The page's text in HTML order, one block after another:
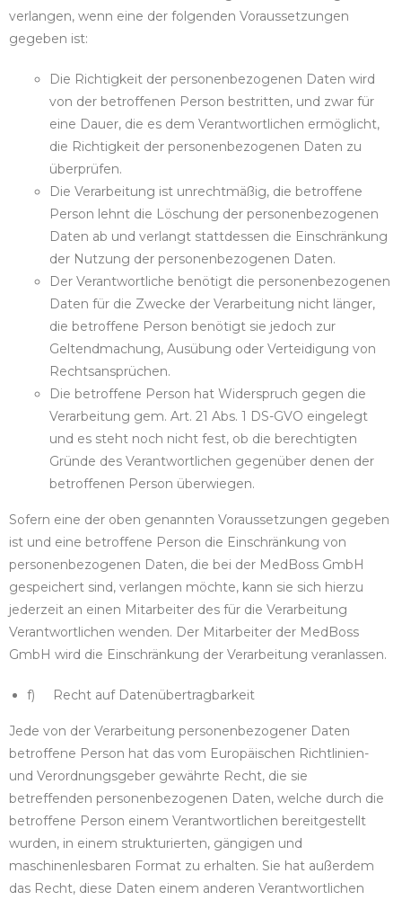
verlangen, wenn eine der folgenden Voraussetzungen
gegeben ist:
Die Richtigkeit der personenbezogenen Daten wird
von der betroffenen Person bestritten, und zwar für
eine Dauer, die es dem Verantwortlichen ermöglicht,
die Richtigkeit der personenbezogenen Daten zu
überprüfen.
Die Verarbeitung ist unrechtmäßig, die betroffene
Person lehnt die Löschung der personenbezogenen
Daten ab und verlangt stattdessen die Einschränkung
der Nutzung der personenbezogenen Daten.
Der Verantwortliche benötigt die personenbezogenen
Daten für die Zwecke der Verarbeitung nicht länger,
die betroffene Person benötigt sie jedoch zur
Geltendmachung, Ausübung oder Verteidigung von
Rechtsansprüchen.
Die betroffene Person hat Widerspruch gegen die
Verarbeitung gem. Art. 21 Abs. 1 DS-GVO eingelegt
und es steht noch nicht fest, ob die berechtigten
Gründe des Verantwortlichen gegenüber denen der
betroffenen Person überwiegen.
Sofern eine der oben genannten Voraussetzungen gegeben
ist und eine betroffene Person die Einschränkung von
personenbezogenen Daten, die bei der MedBoss GmbH
gespeichert sind, verlangen möchte, kann sie sich hierzu
jederzeit an einen Mitarbeiter des für die Verarbeitung
Verantwortlichen wenden. Der Mitarbeiter der MedBoss
GmbH wird die Einschränkung der Verarbeitung veranlassen.
f) Recht auf Datenübertragbarkeit
Jede von der Verarbeitung personenbezogener Daten
betroffene Person hat das vom Europäischen Richtlinien-
und Verordnungsgeber gewährte Recht, die sie
betreffenden personenbezogenen Daten, welche durch die
betroffene Person einem Verantwortlichen bereitgestellt
wurden, in einem strukturierten, gängigen und
maschinenlesbaren Format zu erhalten. Sie hat außerdem
das Recht, diese Daten einem anderen Verantwortlichen